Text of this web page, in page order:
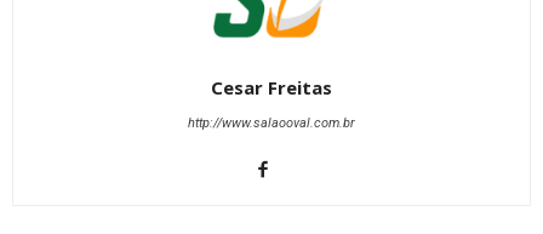
Cesar Freitas
http://www.salaooval.com.br